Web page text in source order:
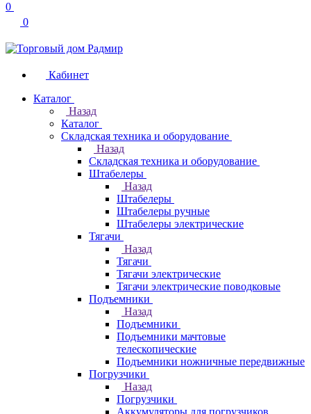
0
0
Кабинет
Каталог
Назад
Каталог
Складская техника и оборудование
Назад
Складская техника и оборудование
Штабелеры
Назад
Штабелеры
Штабелеры ручные
Штабелеры электрические
Тягачи
Назад
Тягачи
Тягачи электрические
Тягачи электрические поводковые
Подъемники
Назад
Подъемники
Подъемники мачтовые
телескопические
Подъемники ножничные передвижные
Погрузчики
Назад
Погрузчики
Аккумуляторы для погрузчиков